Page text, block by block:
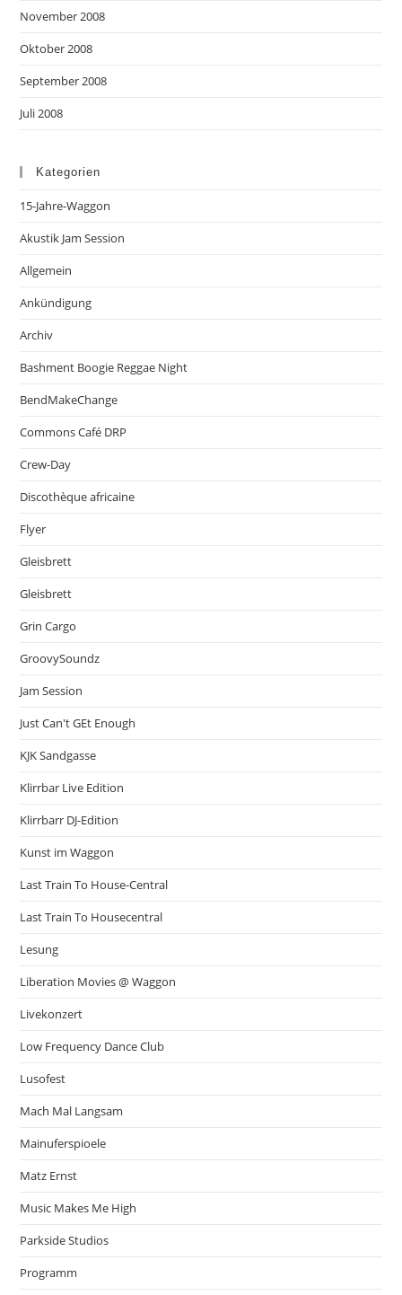
November 2008
Oktober 2008
September 2008
Juli 2008
Kategorien
15-Jahre-Waggon
Akustik Jam Session
Allgemein
Ankündigung
Archiv
Bashment Boogie Reggae Night
BendMakeChange
Commons Café DRP
Crew-Day
Discothèque africaine
Flyer
Gleisbrett
Gleisbrett
Grin Cargo
GroovySoundz
Jam Session
Just Can't GEt Enough
KJK Sandgasse
Klirrbar Live Edition
Klirrbarr DJ-Edition
Kunst im Waggon
Last Train To House-Central
Last Train To Housecentral
Lesung
Liberation Movies @ Waggon
Livekonzert
Low Frequency Dance Club
Lusofest
Mach Mal Langsam
Mainuferspioele
Matz Ernst
Music Makes Me High
Parkside Studios
Programm